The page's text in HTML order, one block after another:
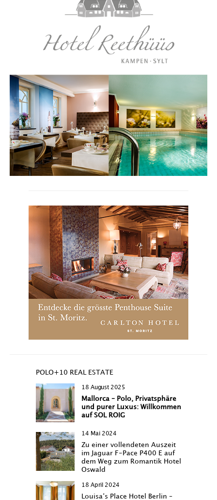
POLO+10 REAL ESTATE
18 August 2025
Mallorca – Polo, Privatsphäre
und purer Luxus: Willkommen
auf SOL ROIG
14 Mai 2024
Zu einer vollendeten Auszeit
im Jaguar F-Pace P400 E auf
dem Weg zum Romantik Hotel
Oswald
18 April 2024
Louisa‘s Place Hotel Berlin –